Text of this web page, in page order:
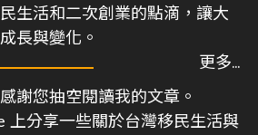
生活和二次創業的點滴，讓大
長與變化。
謝您抽空閱讀我的文章。
上分享一些關於台灣移民生活與